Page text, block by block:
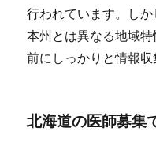
行われています。し
本州とは異なる地域
前にしっかりと情報収
北海道の医師募集